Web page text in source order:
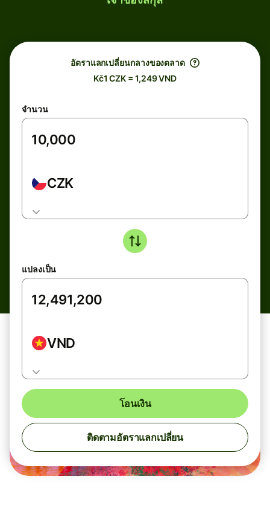
อัตราแลกเปลี่ยนกลางของตลาด
Kč1 CZK = 1,249 VND
จำนวน
CZK
แปลงเป็น
VND
โอนเงิน
ติดตามอัตราแลกเปลี่ยน